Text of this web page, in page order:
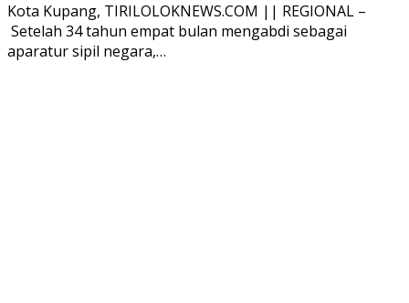
Kota Kupang, TIRILOLOKNEWS.COM || REGIONAL –
Setelah 34 tahun empat bulan mengabdi sebagai
aparatur sipil negara,…